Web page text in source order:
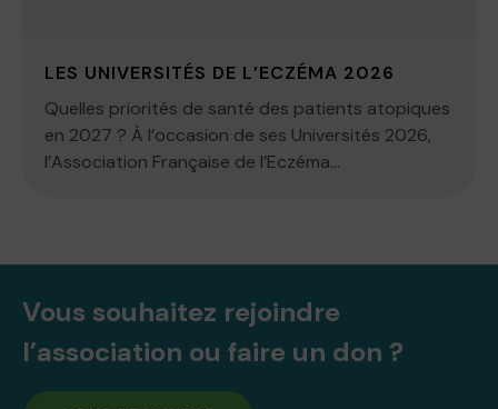
LES UNIVERSITÉS DE L’ECZÉMA 2026
Quelles priorités de santé des patients atopiques
en 2027 ? À l’occasion de ses Universités 2026,
l’Association Française de l’Eczéma...
Vous souhaitez rejoindre
l’association ou faire un don ?